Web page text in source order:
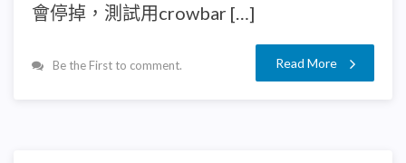
會停掉，測試用crowbar […]
Be the First to comment. Read More